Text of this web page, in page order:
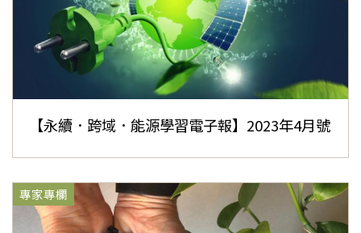
【永續．跨域．能源學習電子報】2023年4月號
專家專欄